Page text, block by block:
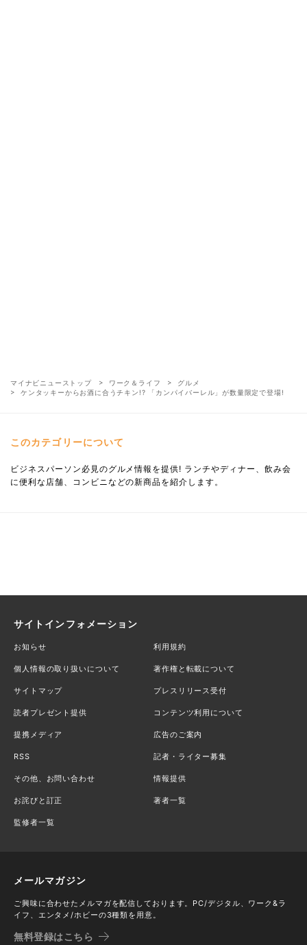
マイナビニューストップ ワーク＆ライフ
グルメ
ケンタッキーからお酒に合うチキン!? 「カンパイバーレル」が数量限定で登場!
このカテゴリーについて
ビジネスパーソン必見のグルメ情報を提供! ランチやディナー、飲み会
に便利な店舗、コンビニなどの新商品を紹介します。
サイトインフォメーション
お知らせ 利用規約
個人情報の取り扱いについて 著作権と転載について
サイトマップ プレスリリース受付
読者プレゼント提供 コンテンツ利用について
提携メディア 広告のご案内
RSS 記者・ライター募集
その他、お問い合わせ 情報提供
お詫びと訂正 著者一覧
監修者一覧
メールマガジン
ご興味に合わせたメルマガを配信しております。PC/デジタル、ワーク&ラ
イフ、エンタメ/ホビーの3種類を用意。
無料登録はこちら